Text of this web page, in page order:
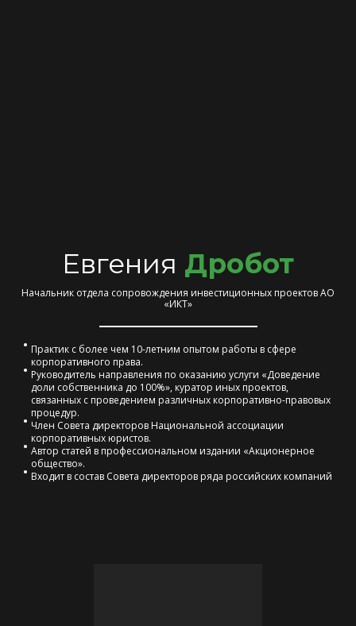
Евгения Дробот
Начальник отдела сопровождения инвестиционных проектов АО
«ИКТ»
Практик с более чем 10-летним опытом работы в сфере
корпоративного права.
Руководитель направления по оказанию услуги «Доведение
доли собственника до 100%», куратор иных проектов,
связанных с проведением различных корпоративно-правовых
процедур.
Член Совета директоров Национальной ассоциации
корпоративных юристов.
Автор статей в профессиональном издании «Акционерное
общество».
Входит в состав Совета директоров ряда российских компаний.